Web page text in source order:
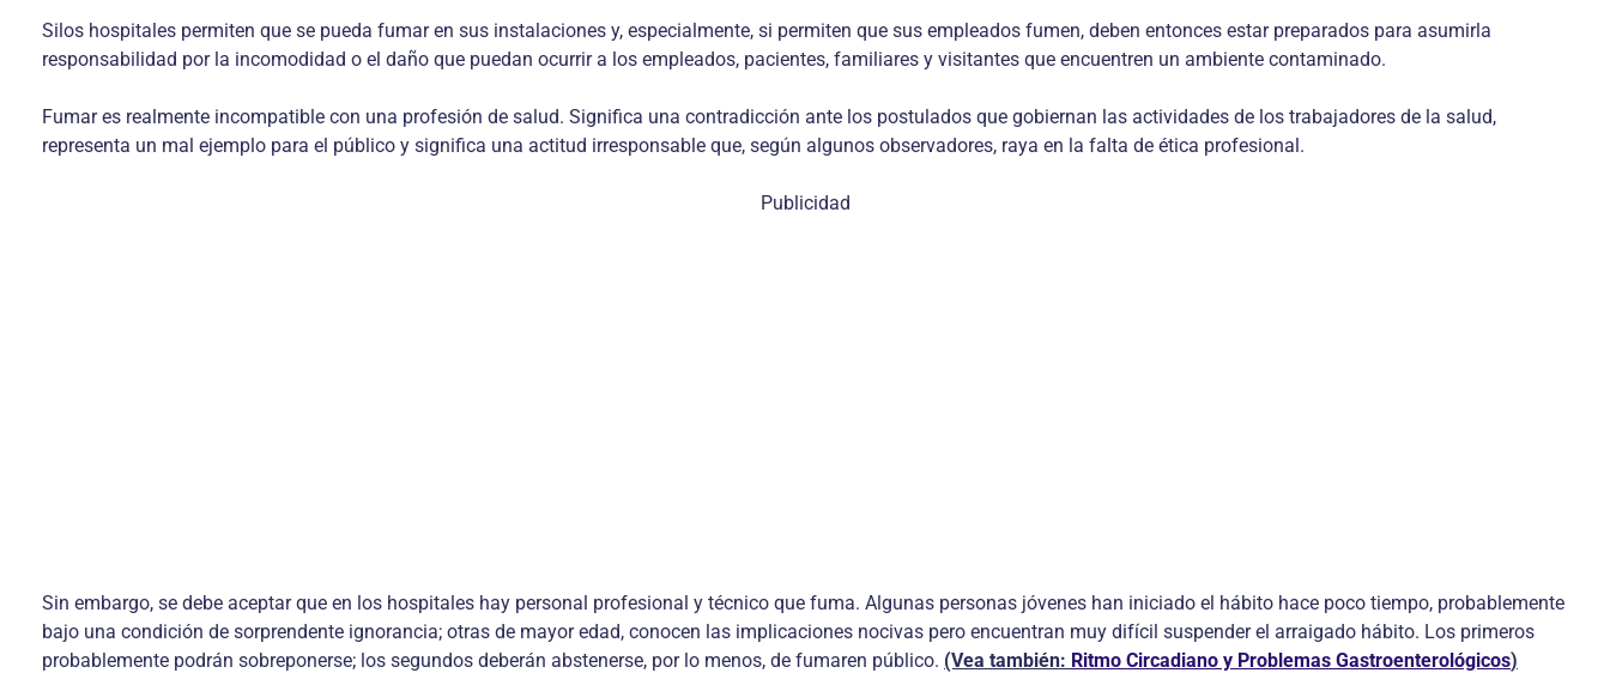
Silos hospitales permiten que se pueda fumar en sus instalaciones y, especialmente, si permiten que sus empleados fumen, deben entonces estar preparados para asumirla
responsabilidad por la incomodidad o el daño que puedan ocurrir a los empleados, pacientes, familiares y visitantes que encuentren un ambiente contaminado.
Fumar es realmente incompatible con una profesión de salud. Significa una contradicción ante los postulados que gobiernan las actividades de los trabajadores de la salud,
representa un mal ejemplo para el público y significa una actitud irresponsable que, según algunos observadores, raya en la falta de ética profesional.
Publicidad
Sin embargo, se debe aceptar que en los hospitales hay personal profesional y técnico que fuma. Algunas personas jóvenes han iniciado el hábito hace poco tiempo, probablemente
bajo una condición de sorprendente ignorancia; otras de mayor edad, conocen las implicaciones nocivas pero encuentran muy difícil suspender el arraigado hábito. Los primeros
probablemente podrán sobreponerse; los segundos deberán abstenerse, por lo menos, de fumaren público. (Vea también: Ritmo Circadiano y Problemas Gastroenterológicos)